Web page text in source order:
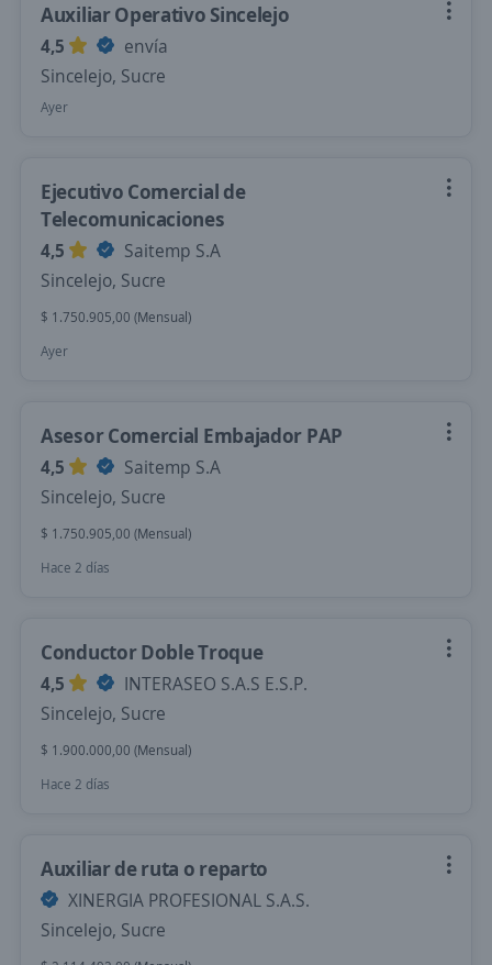
Auxiliar Operativo Sincelejo
4,5
envía
Sincelejo, Sucre
Ayer
Ejecutivo Comercial de
Telecomunicaciones
4,5
Saitemp S.A
Sincelejo, Sucre
$ 1.750.905,00 (Mensual)
Ayer
Asesor Comercial Embajador PAP
4,5
Saitemp S.A
Sincelejo, Sucre
$ 1.750.905,00 (Mensual)
Hace 2 días
Conductor Doble Troque
4,5
INTERASEO S.A.S E.S.P.
Sincelejo, Sucre
$ 1.900.000,00 (Mensual)
Hace 2 días
Auxiliar de ruta o reparto
XINERGIA PROFESIONAL S.A.S.
Sincelejo, Sucre